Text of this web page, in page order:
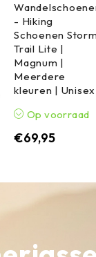
- Hiking
Schoenen Storm
Trail Lite |
Magnum |
Meerdere
kleuren | Unisex
Op voorraad
€69,95